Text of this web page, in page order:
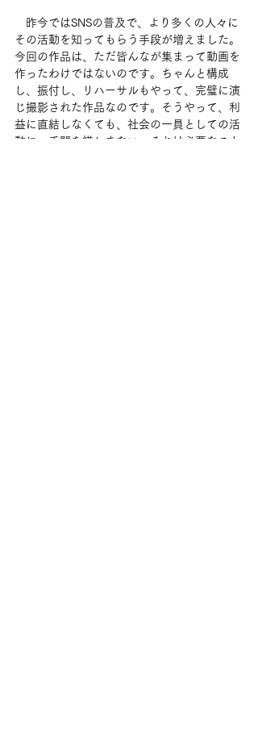
昨今ではSNSの普及で、より多くの人々に
その活動を知ってもらう手段が増えました。
今回の作品は、ただ皆んなが集まって動画を
作ったわけではないのです。ちゃんと構成
し、振付し、リハーサルもやって、完璧に演
じ撮影された作品なのです。そうやって、利
益に直結しなくても、社会の一員としての活
動に、手間を惜しまない。それは必要なこと